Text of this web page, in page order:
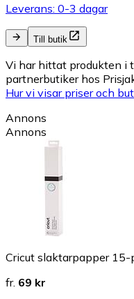
Leverans: 0-3 dagar
Till butik
Vi har hittat produkten i
partnerbutiker hos
Hur vi visar priser och
Annons
Annons
Cricut slaktarpapper 15-
fr. 69 kr